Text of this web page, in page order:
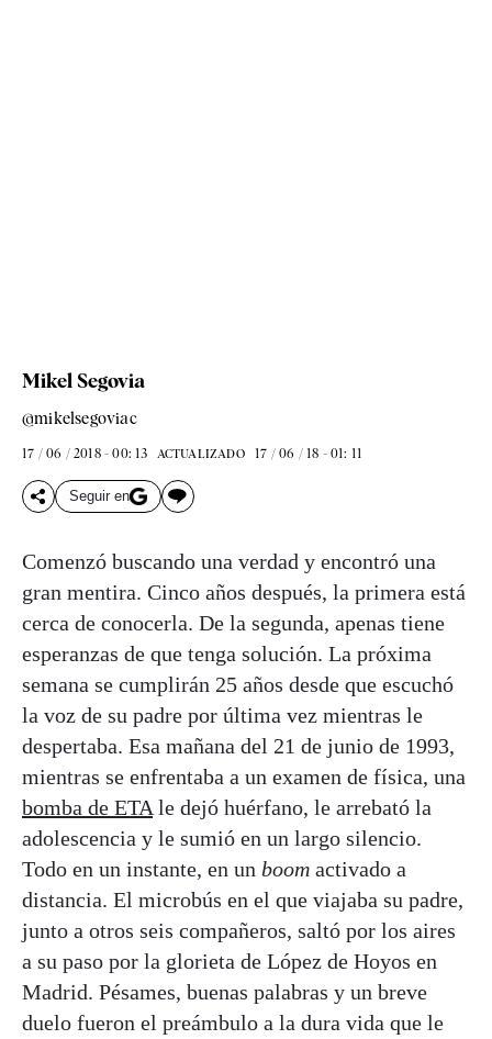
Mikel Segovia
@mikelsegoviac
17 / 06 / 2018 - 00: 13 ACTUALIZADO 17 / 06 / 18 - 01: 11
Seguir en
Comenzó buscando una verdad y encontró una
gran mentira. Cinco años después, la primera está
cerca de conocerla. De la segunda, apenas tiene
esperanzas de que tenga solución. La próxima
semana se cumplirán 25 años desde que escuchó
la voz de su padre por última vez mientras le
despertaba. Esa mañana del 21 de junio de 1993,
mientras se enfrentaba a un examen de física, una
bomba de ETA le dejó huérfano, le arrebató la
adolescencia y le sumió en un largo silencio.
Todo en un instante, en un boom activado a
distancia. El microbús en el que viajaba su padre,
junto a otros seis compañeros, saltó por los aires
a su paso por la glorieta de López de Hoyos en
Madrid. Pésames, buenas palabras y un breve
duelo fueron el preámbulo a la dura vida que le